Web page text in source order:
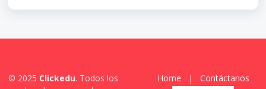
© 2025 Clickedu. Todos los
Home | Contáctanos